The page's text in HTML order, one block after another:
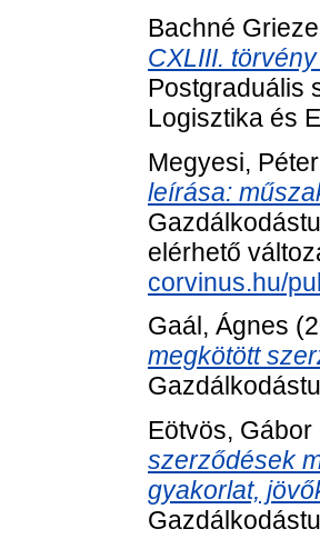
Bachné
CXLIII.
Postgraduális
Logisztika és
Megyesi, Péter
leírása:
elérhető
corvinus.hu/
Gaál, Ágnes
megkötött
Eötvös, Gábor
szerződések
gyakorlat,